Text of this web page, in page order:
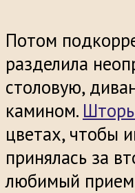
Потом
разделила
столовую,
камином.
цветах, чтобы
принялась за
любимый прием